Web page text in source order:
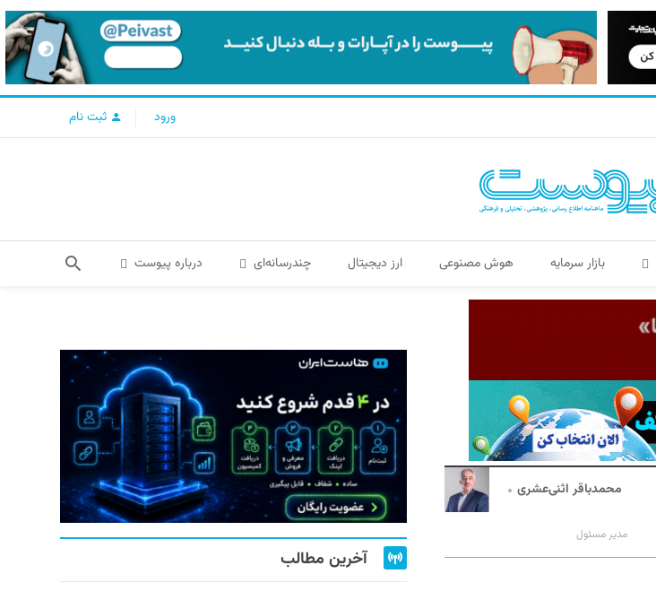
ورود ثبت نام
بازار سرمایه هوش مصنوعی ارز دیجیتال چندرسانه‌ای درباره پیوست
محمدباقر اثنی‌عشری
مدیر مسئول
آخرین مطالب